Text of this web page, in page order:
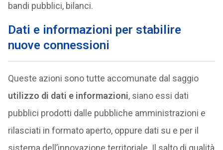
bandi pubblici, bilanci.
Dati e informazioni per stabilire
nuove connessioni
Queste azioni sono tutte accomunate dal saggio
utilizzo di dati e informazioni, siano essi dati
pubblici prodotti dalle pubbliche amministrazioni e
rilasciati in formato aperto, oppure dati su e per il
sistema dell’innovazione territoriale. Il salto di qualità